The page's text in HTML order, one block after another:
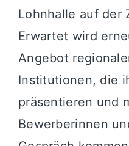
Lohnhalle auf der
Erwartet wird
Angebot
Institutionen, die
präsentieren und
Bewerberinnen